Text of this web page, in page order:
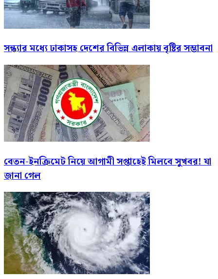
সন্ধ্যার মধ্যে ঢাকাসহ দেশের বিভিন্ন এলাকায় বৃষ্টির সম্ভাবনা
বেতন-ইনক্রিমেট নিয়ে আগামী সপ্তাহেই মিলবে সুখবর! যা
জানা গেল